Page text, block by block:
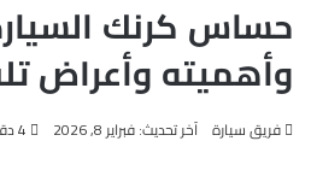
حساس كرنك
وأهميته وأعراض
فريق سيارة آخر تحديث: فبراير 8, 2026